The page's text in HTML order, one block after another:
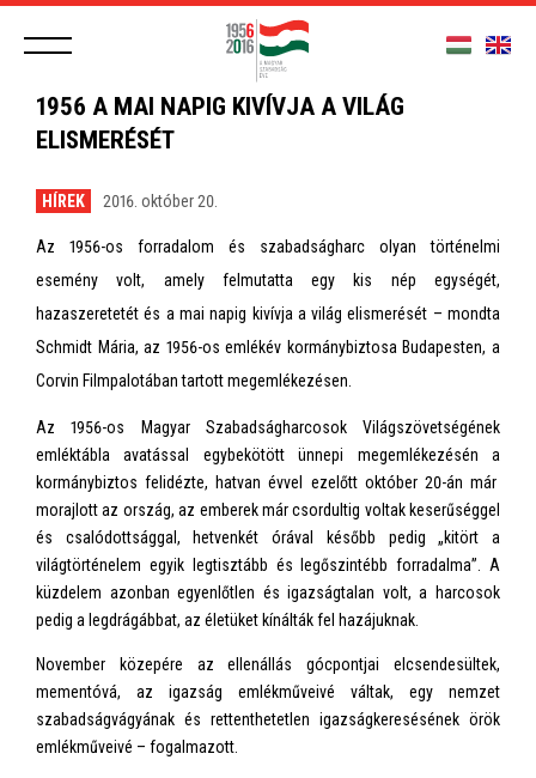
1956 A MAI NAPIG KIVÍVJA A VILÁG
ELISMERÉSÉT
HÍREK 2016. október 20.
Az 1956-os forradalom és szabadságharc olyan történelmi
esemény volt, amely felmutatta egy kis nép egységét,
hazaszeretetét és a mai napig kivívja a világ elismerését – mondta
Schmidt Mária, az 1956-os emlékév kormánybiztosa Budapesten, a
Corvin Filmpalotában tartott megemlékezésen.
Az 1956-os Magyar Szabadságharcosok Világszövetségének
emléktábla avatással egybekötött ünnepi megemlékezésén a
kormánybiztos felidézte, hatvan évvel ezelőtt október 20-án már
morajlott az ország, az emberek már csordultig voltak keserűséggel
és csalódottsággal, hetvenkét órával később pedig „kitört a
világtörténelem egyik legtisztább és legőszintébb forradalma”. A
küzdelem azonban egyenlőtlen és igazságtalan volt, a harcosok
pedig a legdrágábbat, az életüket kínálták fel hazájuknak.
November közepére az ellenállás gócpontjai elcsendesültek,
mementóvá, az igazság emlékműveivé váltak, egy nemzet
szabadságvágyának és rettenthetetlen igazságkeresésének örök
emlékműveivé – fogalmazott.